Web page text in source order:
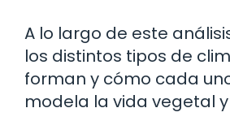
A lo largo de este
los distintos tipos de
forman y cómo cada
modela la vida vegetal